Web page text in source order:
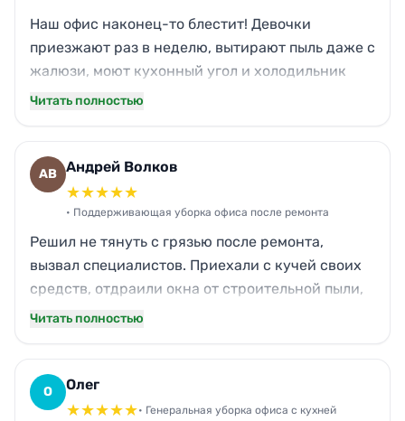
Наш офис наконец-то блестит! Девочки
приезжают раз в неделю, вытирают пыль даже с
жалюзи, моют кухонный угол и холодильник
внутри. Паркет скрипит от чистоты, в
замечают, как у нас аккуратно. Спасибо НОВЕ
за такой сервис!
Читать полностью
АВ Андрей Волков
★★★★★
• Поддерживающая уборка офиса после ремонта
Решил не тянуть с грязью после ремонта,
вызвал специалистов. Приехали с кучей своих
средств, отдраили окна от строительной пыли,
вымыли радиаторы. Даже жалюзи сняли и
теперь можно спокойно работать.
Читать полностью
О Олег
★★★★★• Генеральная уборка офиса с кухней